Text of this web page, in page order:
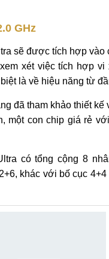
GHz
sẽ được tích hợp vào
xét việc tích hợp
là về hiệu năng từ
đã tham khảo thiết kế
một con chip giá rẻ
có tổng cộng 8
khác với bố cục